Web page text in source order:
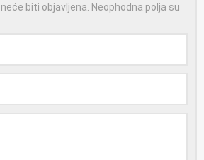
biti objavljena. Neophodna polja su